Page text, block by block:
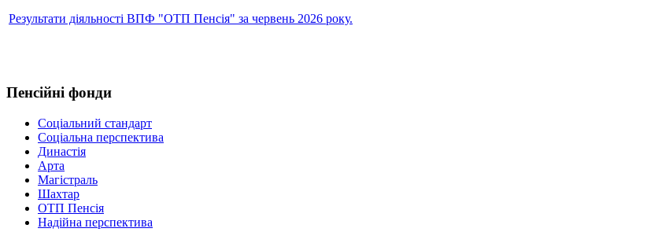
Результати діяльності ВПФ "ОТП Пенсія" за червень 2026 року.
Пенсійні фонди
Соціальний стандарт
Соціальна перспектива
Династія
Арта
Магістраль
Шахтар
ОТП Пенсія
Надійна перспектива